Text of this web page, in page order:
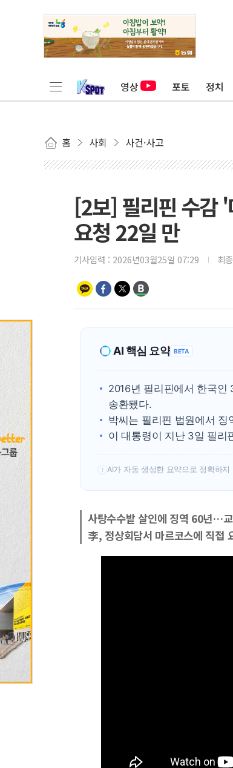
영상 포토 정치
홈 사회 사건·사고
[2보] 필리핀 수감
요청 22일 만
기사입력 : 2026년03월25일 07:29 최
AI 핵심 요약 BETA
2016년 필리핀에서 한국인
송환됐다.
박씨는 필리핀 법원에서
이 대통령이 지난 3일 필리
! AI가 자동 생성한 요약으로 정확하지
사탕수수밭 살인에 징역 60년…
李, 정상회담서 마르코스에 직접